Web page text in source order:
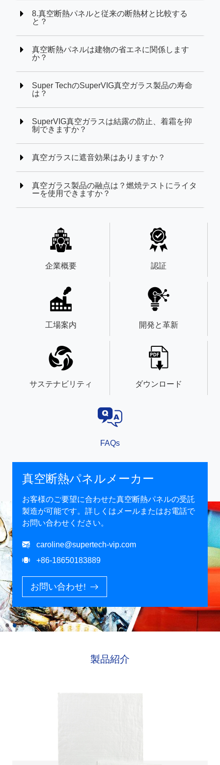
8.真空断熱パネルと従来の断熱材と比較する
と？
真空断熱パネルは建物の省エネに関係します
か？
Super TechのSuperVIG真空ガラス製品の寿命
は？
SuperVIG真空ガラスは結露の防止、着霜を抑
制できますか？
真空ガラスに遮音効果はありますか？
真空ガラス製品の融点は？燃焼テストにライタ
ーを使用できますか？
企業概要 認証
工場案内 開発と革新
サステナビリティ ダウンロード
FAQs
真空断熱パネルメーカー
お客様のご要望に合わせた真空断熱パネルの受託
製造が可能です。詳しくはメールまたはお電話で
お問い合わせください。
caroline@supertech-vip.com
+86-18650183889
お問い合わせ!
製品紹介